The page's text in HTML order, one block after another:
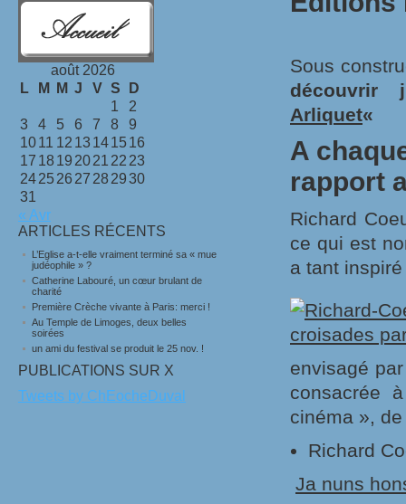
Sous
Arliquet«
A
rapport
Richard
ce qui est
a tant
envisagé
consacrée
cinéma »,
Richard
Ja nuns
août 2026
L
M M J V S
D
1
2
3
4 5 6 7 8
9
1011 12 13141516
17 1819 2021 22 23
242526 27 282930
31
« Avr
ARTICLES RÉCENTS
L’Eglise a-t-elle vraiment terminé sa « mue
judéophile » ?
Catherine Labouré, un cœur brulant de
charité
Première Crèche vivante à Paris: merci !
Au Temple de Limoges, deux belles
soirées
un ami du festival se produit le 25 nov. !
PUBLICATIONS SUR X
Tweets by ChEocheDuval